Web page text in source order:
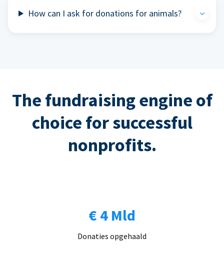
How can I ask for donations for animals?
The fundraising engine of
choice for successful
nonprofits.
€ 4 Mld
Donaties opgehaald